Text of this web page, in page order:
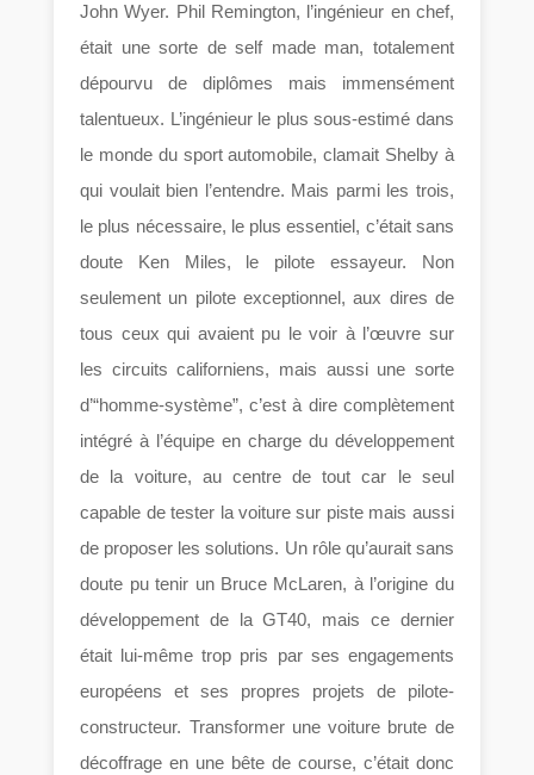
John Wyer. Phil Remington, l’ingénieur en chef,
était une sorte de self made man, totalement
dépourvu de diplômes mais immensément
talentueux. L’ingénieur le plus sous-estimé dans
le monde du sport automobile, clamait Shelby à
qui voulait bien l’entendre. Mais parmi les trois,
le plus nécessaire, le plus essentiel, c’était sans
doute Ken Miles, le pilote essayeur. Non
seulement un pilote exceptionnel, aux dires de
tous ceux qui avaient pu le voir à l’œuvre sur
les circuits californiens, mais aussi une sorte
d’“homme-système”, c’est à dire complètement
intégré à l’équipe en charge du développement
de la voiture, au centre de tout car le seul
capable de tester la voiture sur piste mais aussi
de proposer les solutions. Un rôle qu’aurait sans
doute pu tenir un Bruce McLaren, à l’origine du
développement de la GT40, mais ce dernier
était lui-même trop pris par ses engagements
européens et ses propres projets de pilote-
constructeur. Transformer une voiture brute de
décoffrage en une bête de course, c’était donc